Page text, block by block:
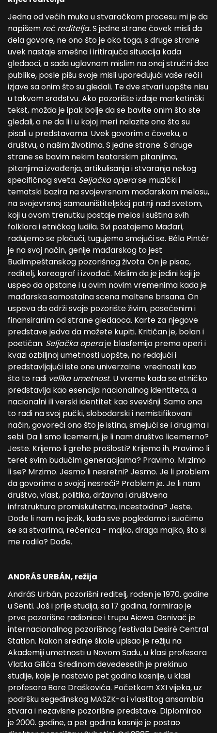
Jedna od većih muka u stvaračkom procesu mi je da
napišem reč reditelja.S jedne strane čovek misli da
dela govore, ne ono što je oko toga, s druge strane
uvek nastaje smešna i iritirajuća situacija kada
gledaoci, a sada uglavnom mislim na onaj stručni deo
publike, posle pišu svoje misli upoređujući vaše reči i
izjave sa onim što su gledali. Te dve stvari uopšte nisu
u takvom srodstvu. Ako pozorište izdaje marketinški
tekst, možda je ipak bolje da se bavite onim što ste
gledali, a ne da li i u kojoj meri nalazite ono što su
pisali u predstavama. Uvek govorim o čoveku, o
društvu, o našim životima. S jedne strane. S druge
strane se bavim nekim teatarskim pitanjima,
pitanjima izvođenja, artikulisanja i stvaranja nekog
specifičnog sveta. Seljačka operase muzički i
tematski bazira na svojevrsnom mađarskom melosu,
na svojevrsnoj samouništiteljskoj patnji nad svetom,
koji u ovom trenutku postaje melos i suština svih
folklora i etničkog ludila. Svi postajemo Mađari,
radujemo se plačući, tugujemo smejući se. Béla Pintér
je na svoj način,genije mađarskog to jest
Budimpeštanskog pozorišnog života. On je pisac,
reditelj, koreograf i izvođač. Mislim da je jedini koji je
uspeo da opstane i u ovim novim vremenima kada je
mađarska samostalna scena maltene brisana. On
uspeva da održi svoje pozorište živim, posećenim i
finansiranim od strane gledaoca. Karte za njegove
predstave jedva da možete kupiti. Kritičan je, bolan i
poetičan. Seljačka operaje blasfemija prema operi i
kvazi ozbiljnoj umetnosti uopšte, no redajući i
predstavljajući iste one univerzalne vrednosti kao
što to radi velika umetnost. U vreme kada se etničko
predstavlja kao esencija nacionalnog identiteta, a
nacionalni ili verski identitet kao svevišnji. Samo ona
to radi na svoj pučki, slobodarski i nemistifikovani
način, govoreći ono što je istina, smejući se i drugima i
sebi. Da li smo licemerni, je li nam društvo licemerno?
Jeste. Krijemo li grehe prošlosti? Krijemo ih. Pravimo li
teret svim budućim generacijama? Pravimo. Mrzimo
li se? Mrzimo. Jesmo li nesretni? Jesmo. Je li problem
da govorimo o svojoj nesreći? Problem je. Je li nam
društvo, vlast, politika, državna i društvena
infrstruktura promiskuitetna, incestoidna? Jeste.
Dođe li nam na jezik, kada sve pogledamo i suočimo
se sa stvarima, rečenica - majko, draga majko, što si
me rodila? Dođe.
ANDRÁS URBÁN, režija
AndráS Urbán, pozorišni reditelj, rođen je 1970. godine
u Senti. Još i prije studija, sa 17 godina, formirao je
prve pozorišne radionice i trupu Aiowa. Osnivač je
internacionalnog pozorišnog festivala Desiré Central
Station. Nakon srednje škole upisao je režiju na
Akademiji umetnosti u Novom Sadu, u klasi profesora
Vlatka Gilića. Sredinom devedesetih je prekinuo
studije, koje je nastavio pet godina kasnije, u klasi
profesora Bore Draškovića. Početkom XXI vijeka, uz
podršku segedinskog MASZK-a i vlastitog ansambla
stvara i nezavisne pozorišne predstave. Diplomirao
je 2000. godine, a pet godina kasnije je postao